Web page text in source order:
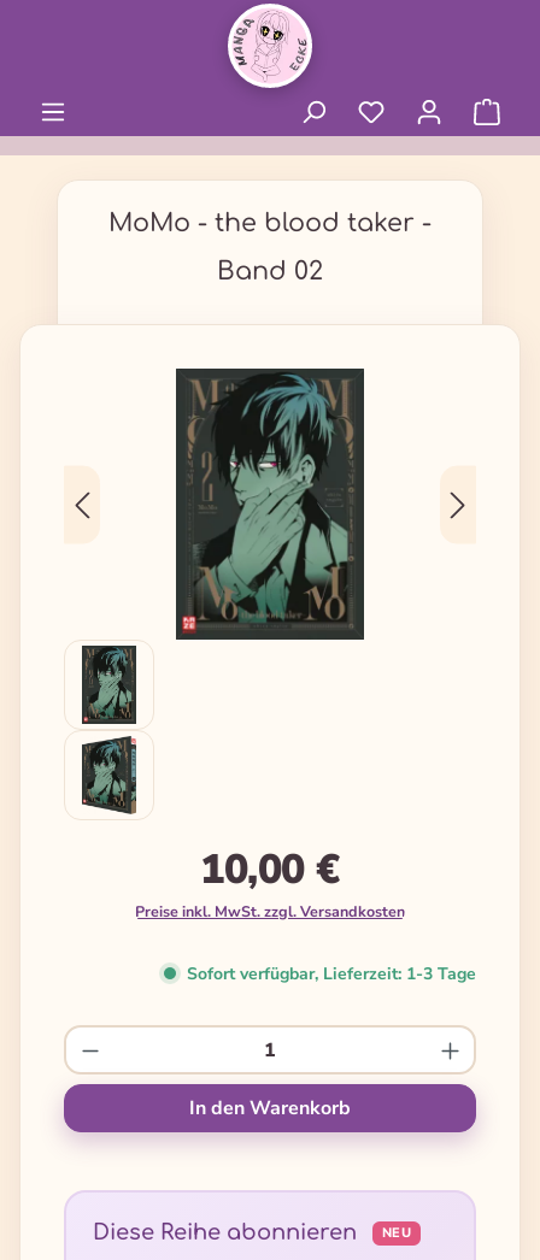
MoMo - the blood taker -
Band 02
Bildergalerie überspringen
10,00 €
Preise inkl. MwSt. zzgl. Versandkosten
Sofort verfügbar, Lieferzeit: 1-3 Tage
Produkt Anzahl: Gib den gewünschten
In den Warenkorb
Diese Reihe abonnieren NEU